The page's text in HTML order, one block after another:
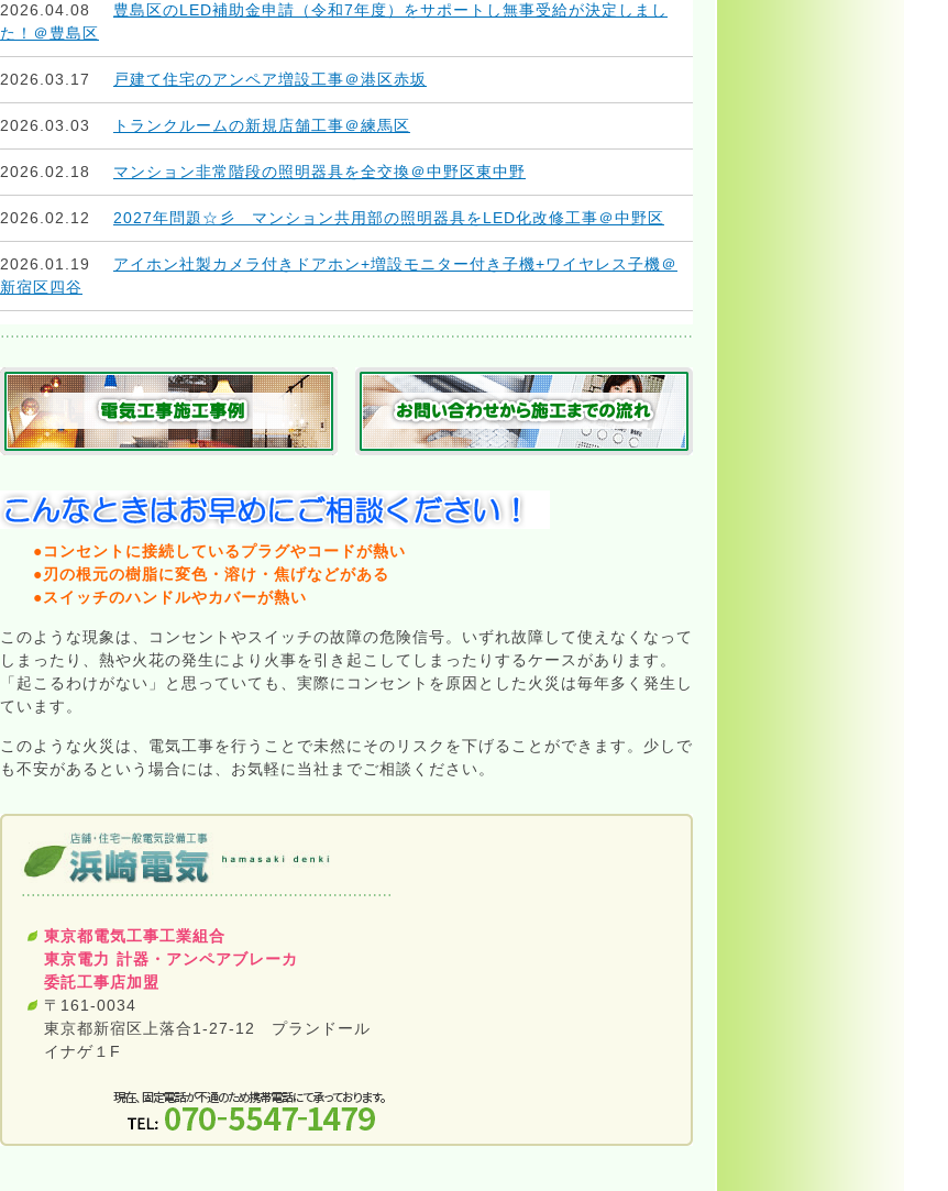
2022/06/20
した
LED関連の補助金ページ（事業所用） に令和4年度版を更新しました
2021/12/27 電気工事.jpの4つのページをLED照明導入事例に変更
2021/05/28照明のページを一部更新、ブログの記事を追加しました
2021/04/30電気自動車のページにブログ記事を追加しました
2021/04/02 LED関連の補助金ページ（集合住宅用）港区に人感センサ付き照明の助成金
制度が新しく導入されました
2021/04/02LED関連の補助金ページ（事業所用）
2021/02/12アンペア増減・ブレーカのページを一部更新、ブログの記事を追加しました
2020/12/29 年内は12月29日までの営業となります
年明けは1月4日から営業しています
2020/10/14 ドアホン・アンテナ・テレビ他…
のページを一部更新、
ブログの記事を追加しました
2020/08/28エアコン・換気扇・その他空調機器
加しました
2020/06/01 新宿区上落合へ移転しました
2020/04/03LED関連の補助金ページ（集合住宅用）
2020/04/02
2019/04/03LED関連の補助金ページ（集合住宅用）
2019/04/02LED関連の補助金ページ（事業所用）に平成31年度版を更新しました
2026.04.08
豊島区のLED補助金申請（令和7年度）をサポートし無事受給が決定しまし
た！＠豊島区
2026.03.17 戸建て住宅のアンペア増設工事＠港区赤坂
2026.03.03 トランクルームの新規店舗工事＠練馬区
2026.02.18 マンション非常階段の照明器具を全交換＠中野区東中野
2026.02.12 2027年問題☆彡 マンション共用部の照明器具をLED化改修工事＠中野区
2026.01.19
アイホン社製カメラ付きドアホン+増設モニター付き子機+ワイヤレス子機＠
新宿区四谷
2025.11.23 分電盤の交換工事！＠文京区駒込
●コンセントに接続しているプラグやコードが熱い
●刃の根元の樹脂に変色・溶け・焦げなどがある
●スイッチのハンドルやカバーが熱い
このような現象は、コンセントやスイッチの故障の危険信号。いずれ故障して使えなくなって
しまったり、熱や火花の発生により火事を引き起こしてしまったりするケースがあります。
「起こるわけがない」と思っていても、実際にコンセントを原因とした火災は毎年多く発生し
ています。
このような火災は、電気工事を行うことで未然にそのリスクを下げることができます。少しで
も不安があるという場合には、お気軽に当社までご相談ください。
東京都電気工事工業組合
東京電力 計器・アンペアブレーカ
委託工事店加盟
〒161-0034
東京都新宿区上落合1-27-12 プランドール
イナゲ１F